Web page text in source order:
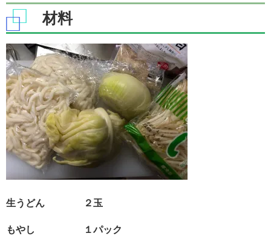
材料
生うどん ２玉
もやし １パック